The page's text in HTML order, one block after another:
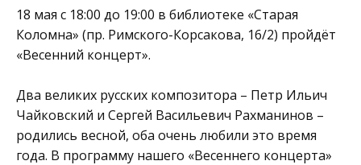
18 мая с 18:00 до 19:00 в библиотеке «Старая
Коломна» (пр. Римского-Корсакова, 16/2) пройдёт
«Весенний концерт».
Два великих русских композитора – Петр Ильич
Чайковский и Сергей Васильевич Рахманинов –
родились весной, оба очень любили это время
года. В программу нашего «Весеннего концерта»